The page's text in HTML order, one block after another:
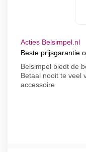
Acties Belsimpel.nl
Beste prijsgarantie
Belsimpel biedt de
Betaal nooit te veel
accessoire